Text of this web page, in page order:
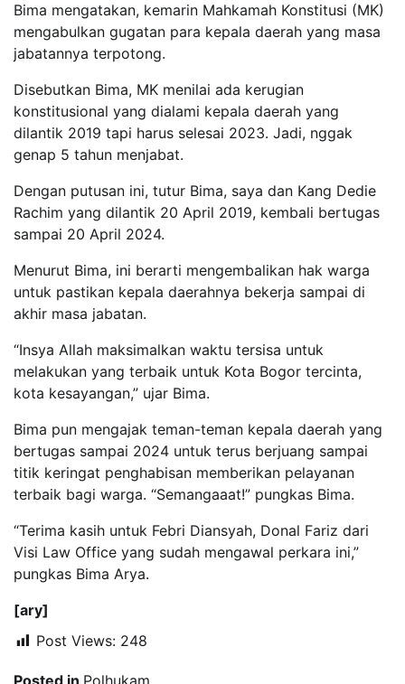
Bima mengatakan, kemarin Mahkamah Konstitusi (MK)
mengabulkan gugatan para kepala daerah yang masa
jabatannya terpotong.
Disebutkan Bima, MK menilai ada kerugian
konstitusional yang dialami kepala daerah yang
dilantik 2019 tapi harus selesai 2023. Jadi, nggak
genap 5 tahun menjabat.
Dengan putusan ini, tutur Bima, saya dan Kang Dedie
Rachim yang dilantik 20 April 2019, kembali bertugas
sampai 20 April 2024.
Menurut Bima, ini berarti mengembalikan hak warga
untuk pastikan kepala daerahnya bekerja sampai di
akhir masa jabatan.
“Insya Allah maksimalkan waktu tersisa untuk
melakukan yang terbaik untuk Kota Bogor tercinta,
kota kesayangan,” ujar Bima.
Bima pun mengajak teman-teman kepala daerah yang
bertugas sampai 2024 untuk terus berjuang sampai
titik keringat penghabisan memberikan pelayanan
terbaik bagi warga. “Semangaaat!” pungkas Bima.
“Terima kasih untuk Febri Diansyah, Donal Fariz dari
Visi Law Office yang sudah mengawal perkara ini,”
pungkas Bima Arya.
[ary]
Post Views: 248
Posted in Polhukam